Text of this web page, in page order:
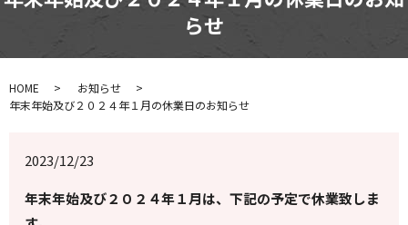
らせ
HOME
お知らせ
年末年始及び２０２４年１月の休業日のお知らせ
2023/12/23
年末年始及び２０２４年１月は、下記の予定で休業致しま